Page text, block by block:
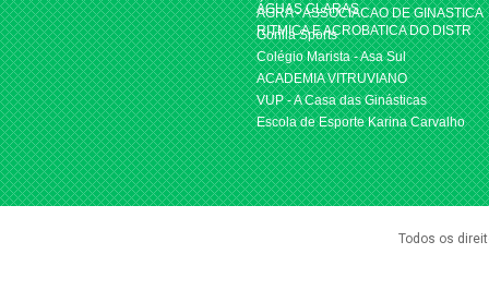
ÁGUAS CLARAS
AGRA - ASSOCIACAO DE GINASTICA
RITMICA E ACROBATICA DO DISTR
Gorilla Sports
Colégio Marista - Asa Sul
ACADEMIA VITRUVIANO
VUP - A Casa das Ginásticas
Escola de Esporte Karina Carvalho
Todos os